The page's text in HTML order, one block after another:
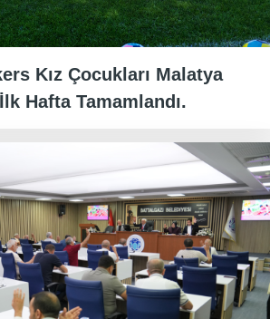
Kız Çocukları Malatya
Hafta Tamamlandı.